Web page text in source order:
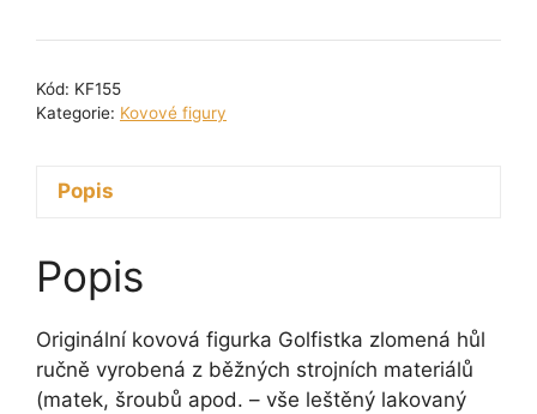
-
Kód: KF155
Kategorie: Kovové figury
Popis
Popis
Originální kovová figurka Golfistka zlomená hůl
ručně vyrobená z běžných strojních materiálů
(matek, šroubů apod. – vše leštěný lakovaný